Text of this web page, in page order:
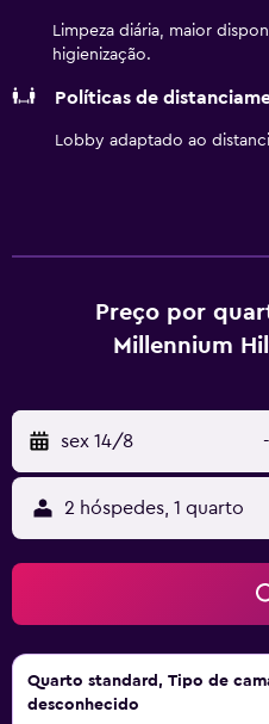
Limpeza diária, maior
higienização.
Políticas de
Lobby adaptado ao
Preço por
Millennium
sex 14/8 -
2 hóspedes, 1 quarto
Quarto standard, Tipo de
desconhecido